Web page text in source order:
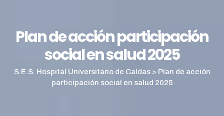
Plan de acción participación
social en salud 2025
S.E.S. Hospital Universitario de Caldas> Plan de acción
participación social en salud 2025